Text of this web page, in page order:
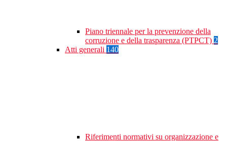
Piano triennale per la prevenzione della
corruzione e della trasparenza (PTPCT) 2
Atti generali 140
Riferimenti normativi su organizzazione e